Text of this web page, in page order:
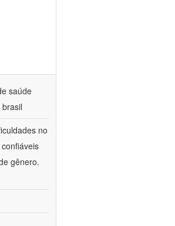
saúde
no
gênero.